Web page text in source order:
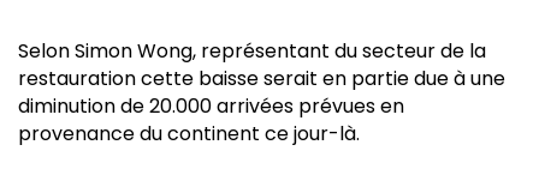
Selon Simon Wong, représentant du secteur de la
restauration cette baisse serait en partie due à une
diminution de 20.000 arrivées prévues en
provenance du continent ce jour-là.